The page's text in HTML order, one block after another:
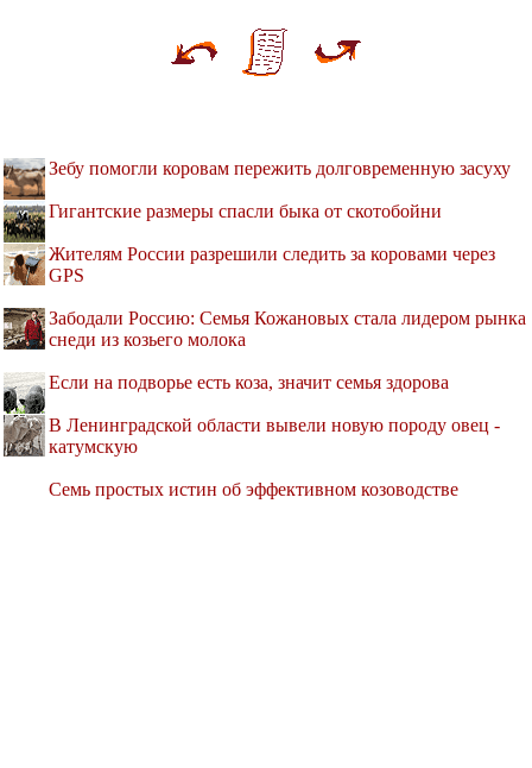
Зебу помогли коровам пережить долговременную засуху
Гигантские размеры спасли быка от скотобойни
Жителям России разрешили следить за коровами через
GPS
Забодали Россию: Семья Кожановых стала лидером рынка
снеди из козьего молока
Если на подворье есть коза, значит семья здорова
В Ленинградской области вывели новую породу овец -
катумскую
Семь простых истин об эффективном козоводстве